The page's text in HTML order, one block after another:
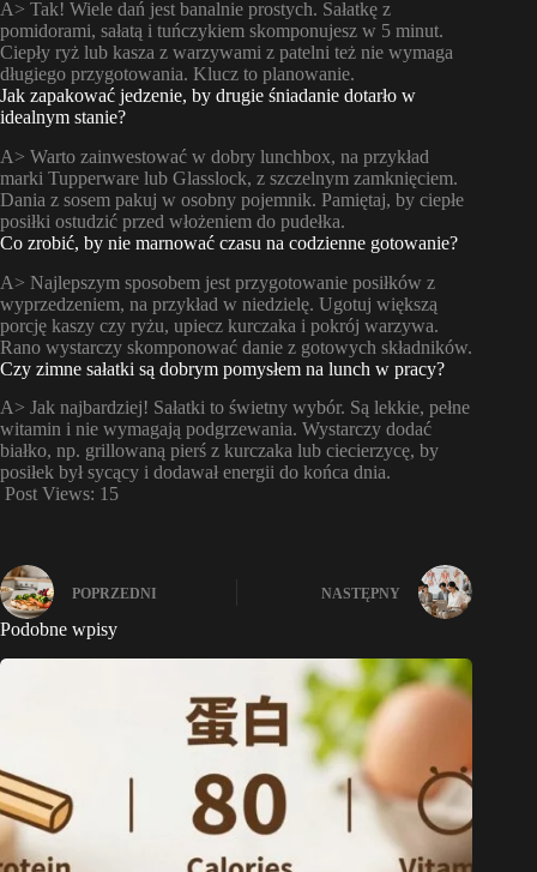
A> Tak! Wiele dań jest banalnie prostych. Sałatkę z
pomidorami, sałatą i tuńczykiem skomponujesz w 5 minut.
Ciepły ryż lub kasza z warzywami z patelni też nie wymaga
długiego przygotowania. Klucz to planowanie.
Jak zapakować jedzenie, by drugie śniadanie dotarło w
idealnym stanie?
A> Warto zainwestować w dobry lunchbox, na przykład
marki Tupperware lub Glasslock, z szczelnym zamknięciem.
Dania z sosem pakuj w osobny pojemnik. Pamiętaj, by ciepłe
posiłki ostudzić przed włożeniem do pudełka.
Co zrobić, by nie marnować czasu na codzienne gotowanie?
A> Najlepszym sposobem jest przygotowanie posiłków z
wyprzedzeniem, na przykład w niedzielę. Ugotuj większą
porcję kaszy czy ryżu, upiecz kurczaka i pokrój warzywa.
Rano wystarczy skomponować danie z gotowych składników.
Czy zimne sałatki są dobrym pomysłem na lunch w pracy?
A> Jak najbardziej! Sałatki to świetny wybór. Są lekkie, pełne
witamin i nie wymagają podgrzewania. Wystarczy dodać
białko, np. grillowaną pierś z kurczaka lub ciecierzycę, by
posiłek był sycący i dodawał energii do końca dnia.
Post Views: 15
POPRZEDNI NASTĘPNY
Podobne wpisy